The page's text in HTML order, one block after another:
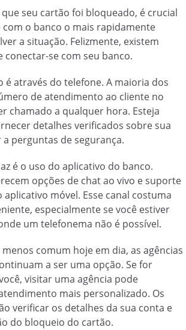
seu cartão foi bloqueado, é crucial
o banco o mais rapidamente
a situação. Felizmente, existem
conectar-se com seu banco.
é através do telefone. A maioria dos
de atendimento ao cliente no
chamado a qualquer hora. Esteja
detalhes verificados sobre sua
perguntas de segurança.
é o uso do aplicativo do banco.
opções de chat ao vivo e suporte
móvel. Esse canal costuma
especialmente se você estiver
um telefonema não é possível.
comum hoje em dia, as agências
a ser uma opção. Se for
visitar uma agência pode
mais personalizado. Os
verificar os detalhes da sua conta e
do bloqueio do cartão.